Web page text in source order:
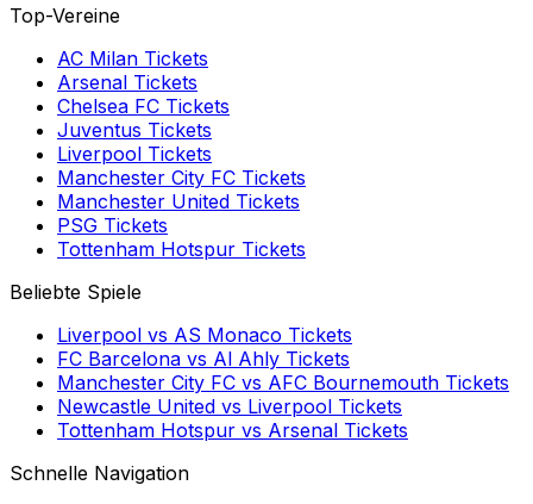
Top-Vereine
AC Milan Tickets
Arsenal Tickets
Chelsea FC Tickets
Juventus Tickets
Liverpool Tickets
Manchester City FC Tickets
Manchester United Tickets
PSG Tickets
Tottenham Hotspur Tickets
Beliebte Spiele
Liverpool vs AS Monaco Tickets
FC Barcelona vs Al Ahly Tickets
Manchester City FC vs AFC Bournemouth Tickets
Newcastle United vs Liverpool Tickets
Tottenham Hotspur vs Arsenal Tickets
Schnelle Navigation